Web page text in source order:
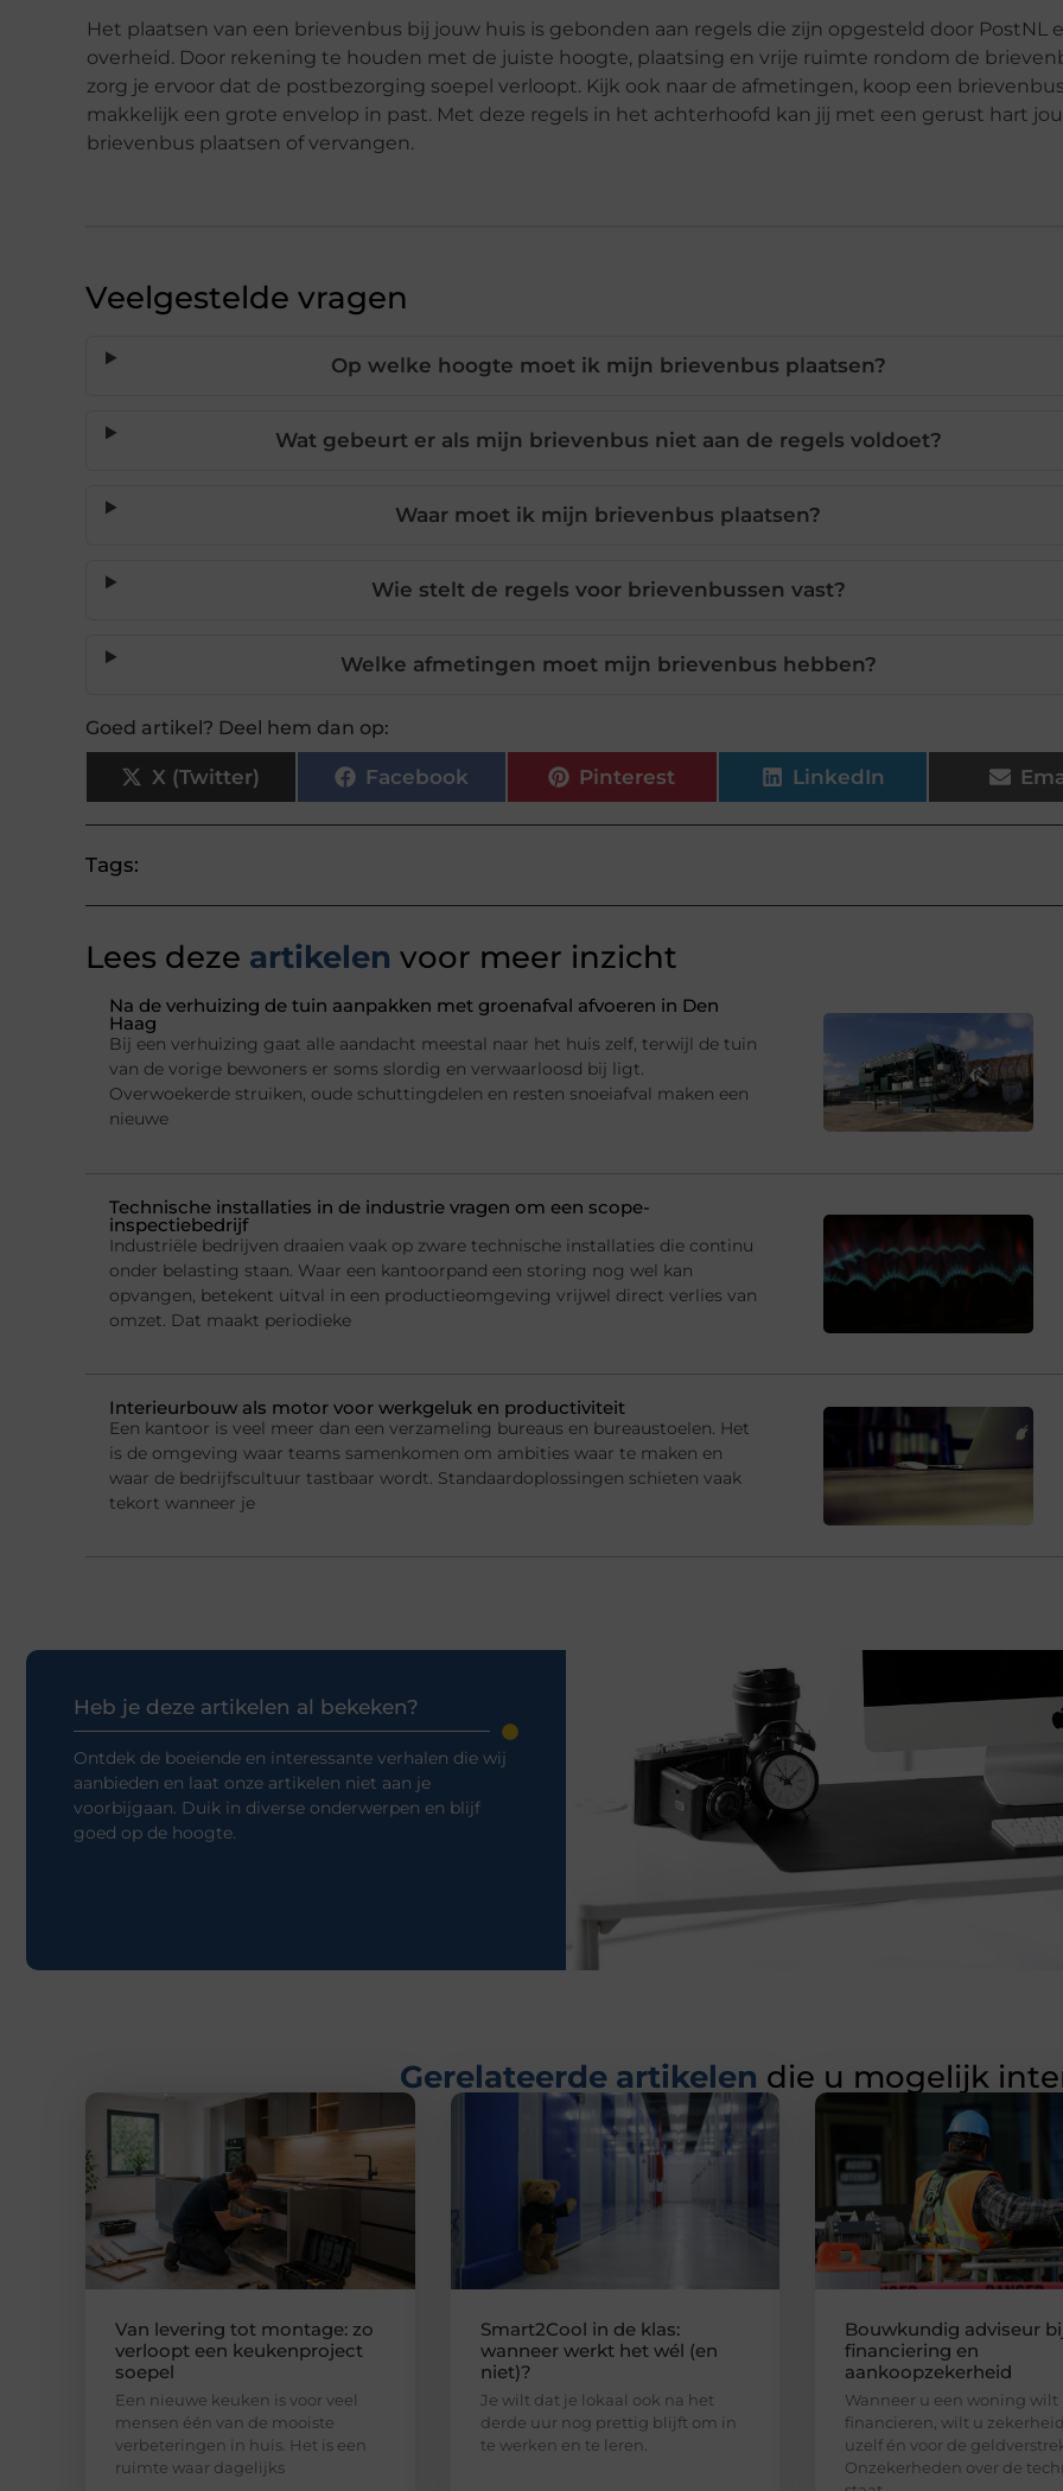
Het plaatsen van een brievenbus bij jouw huis is gebonden aan regels die zijn opgesteld door PostNL
overheid. Door rekening te houden met de juiste hoogte, plaatsing en vrije ruimte rondom de
zorg je ervoor dat de postbezorging soepel verloopt. Kijk ook naar de afmetingen, koop een
makkelijk een grote envelop in past. Met deze regels in het achterhoofd kan jij met een gerust hart
brievenbus plaatsen of vervangen.
Veelgestelde vragen
Op welke hoogte moet ik mijn brievenbus plaatsen?
Wat gebeurt er als mijn brievenbus niet aan de regels voldoet?
Waar moet ik mijn brievenbus plaatsen?
Wie stelt de regels voor brievenbussen vast?
Welke afmetingen moet mijn brievenbus hebben?
Goed artikel? Deel hem dan op:
X (Twitter) Facebook Pinterest LinkedIn
Tags:
Lees deze artikelen voor meer inzicht
Na de verhuizing de tuin aanpakken met groenafval afvoeren in Den
Haag
Bij een verhuizing gaat alle aandacht meestal naar het huis zelf, terwijl de tuin
van de vorige bewoners er soms slordig en verwaarloosd bij ligt.
Overwoekerde struiken, oude schuttingdelen en resten snoeiafval maken een
nieuwe
Technische installaties in de industrie vragen om een scope-
inspectiebedrijf
Industriële bedrijven draaien vaak op zware technische installaties die continu
onder belasting staan. Waar een kantoorpand een storing nog wel kan
opvangen, betekent uitval in een productieomgeving vrijwel direct verlies van
omzet. Dat maakt periodieke
Interieurbouw als motor voor werkgeluk en productiviteit
Een kantoor is veel meer dan een verzameling bureaus en bureaustoelen. Het
is de omgeving waar teams samenkomen om ambities waar te maken en
waar de bedrijfscultuur tastbaar wordt. Standaardoplossingen schieten vaak
tekort wanneer je
Heb je deze artikelen al bekeken?
Ontdek de boeiende en interessante verhalen die wij
aanbieden en laat onze artikelen niet aan je
voorbijgaan. Duik in diverse onderwerpen en blijf
goed op de hoogte.
Gerelateerde artikelen die u mogelijk
Van levering tot montage: zo
verloopt een keukenproject
soepel
Een nieuwe keuken is voor veel
mensen één van de mooiste
verbeteringen in huis. Het is een
ruimte waar dagelijks
Smart2Cool in de klas:
wanneer werkt het wél (en
niet)?
Je wilt dat je lokaal ook na het
derde uur nog prettig blijft om in
te werken en te leren.
Bouwkundig adviseur
financiering en
aankoopzekerheid
Wanneer u een woning wilt
financieren, wilt u
uzelf én voor de
Onzekerheden over de